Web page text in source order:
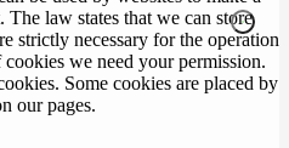
law states that we can store
strictly necessary for the operation
we need your permission.
Some cookies are placed by
our pages.